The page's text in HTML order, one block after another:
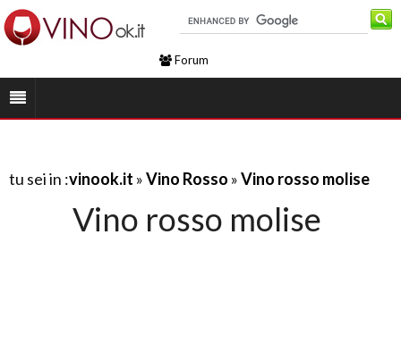
Forum
tu sei in :vinook.it »Vino Rosso »Vino rosso molise
Vino rosso molise